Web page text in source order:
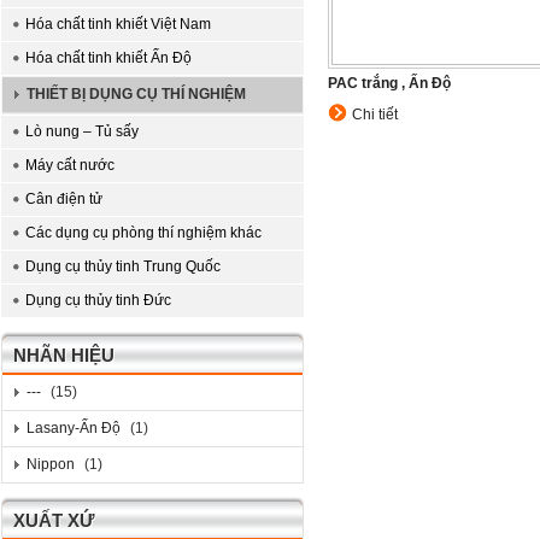
Hóa chất tinh khiết Việt Nam
Hóa chất tinh khiết Ấn Độ
THIẾT BỊ DỤNG CỤ THÍ NGHIỆM
Lò nung – Tủ sấy
Máy cất nước
Cân điện tử
Các dụng cụ phòng thí nghiệm khác
Dụng cụ thủy tinh Trung Quốc
Dụng cụ thủy tinh Đức
NHÃN HIỆU
--- (15)
Lasany-Ấn Độ (1)
Nippon (1)
XUẤT XỨ
PAC trắng , Ấn Độ
Chi tiết